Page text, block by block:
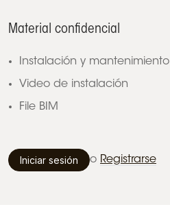
Material confidencial
Instalación y mantenimiento
Video de instalación
File BIM
Iniciar sesión o Registrarse